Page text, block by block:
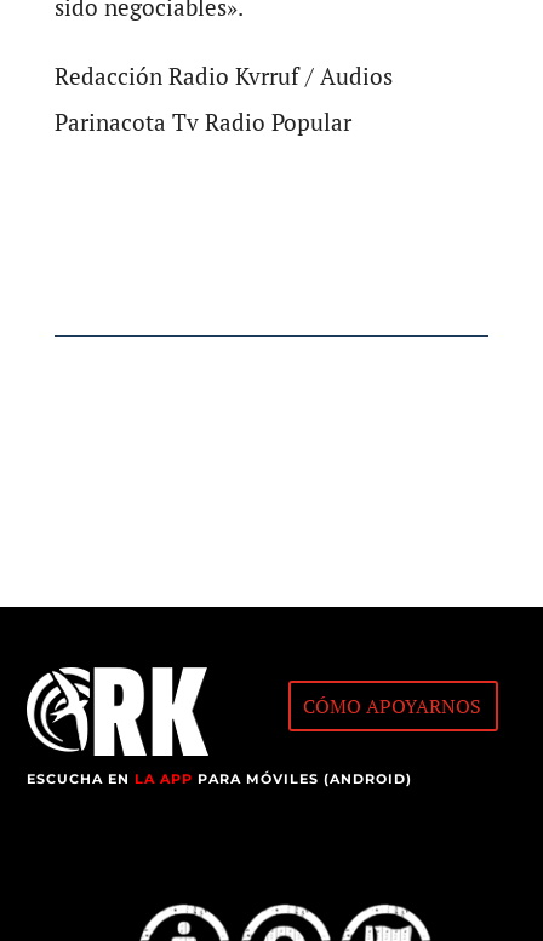
sido negociables».
Redacción Radio Kvrruf / Audios
Parinacota Tv Radio Popular
CÓMO APOYARNOS
ESCUCHA ENLA APP PARA MÓVILES (ANDROID)